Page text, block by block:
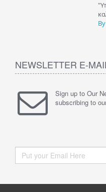
"Υπέροχο κατάστημα με
καλές και χαμηλές τιμές. Το
NEWSLETTER E-
Sign up to Our
subscribing to